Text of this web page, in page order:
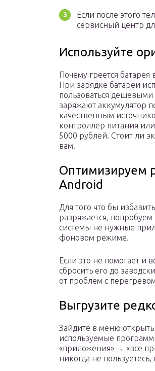
Если после этого
сервисный центр
Используйте
Почему греется
При зарядке батареи
пользоваться
заряжают аккумулятор
качественным
контроллер питания
5000 рублей. Стоит ли
вам.
Оптимизируем
Android
Для того что бы
разряжается,
системы не нужные
фоновом режиме.
Если это не помогает и
сбросить его до
от проблем с
Выгрузите
Зайдите в меню
используемые
«приложения» → «все
никогда не